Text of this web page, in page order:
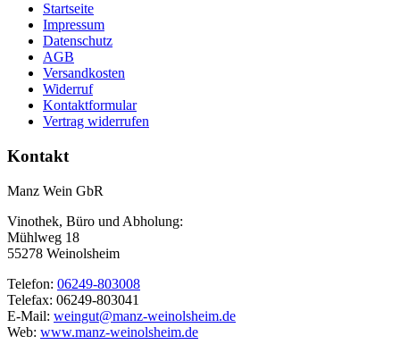
Startseite
Impressum
Datenschutz
AGB
Versandkosten
Widerruf
Kontaktformular
Vertrag widerrufen
Kontakt
Manz Wein GbR
Vinothek, Büro und Abholung:
Mühlweg 18
55278 Weinolsheim
Telefon: 06249-803008
Telefax: 06249-803041
E-Mail: weingut@manz-weinolsheim.de
Web: www.manz-weinolsheim.de